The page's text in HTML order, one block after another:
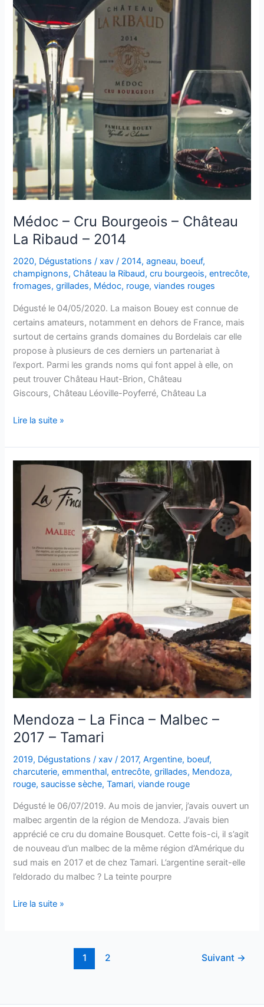
Vielles
Vignes
du
Père
Martin
–
2018
–
Jean-
Michel
Dupré
Médoc – Cru Bourgeois – Château
La Ribaud – 2014
2020, Dégustations /xav/ 2014,agneau, boeuf,
champignons,Château la Ribaud,cru bourgeois,entrecôte,
fromages,grillades, Médoc, rouge,viandes rouges
Dégusté le 04/05/2020. La maison Bouey est connue de
certains amateurs, notamment en dehors de France, mais
surtout de certains grands domaines du Bordelais car elle
propose à plusieurs de ces derniers un partenariat à
l’export. Parmi les grands noms qui font appel à elle, on
peut trouver Château Haut-Brion, Château
Giscours, Château Léoville-Poyferré, Château La
Médoc
Cru
Bourgeois
Château
2014
Lire la suite »
Mendoza – La Finca – Malbec –
2017 – Tamari
2019, Dégustations /xav/ 2017,Argentine, boeuf,
charcuterie,emmenthal,entrecôte,grillades, Mendoza,
rouge, saucisse sèche,Tamari,viande rouge
Dégusté le 06/07/2019. Au mois de janvier, j’avais ouvert un
malbec argentin de la région de Mendoza. J’avais bien
apprécié ce cru du domaine Bousquet. Cette fois-ci, il s’agit
de nouveau d’un malbec de la même région d’Amérique du
sud mais en 2017 et de chez Tamari. L’argentine serait-elle
l’eldorado du malbec ? La teinte pourpre
Mendoza
2017
Lire la suite »
1 2 Suivant →